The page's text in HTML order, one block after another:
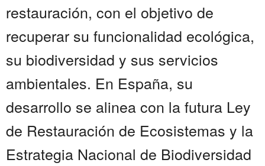
restauración, con el objetivo de
recuperar su funcionalidad ecológica,
su biodiversidad y sus servicios
ambientales. En España, su
desarrollo se alinea con la futura Ley
de Restauración de Ecosistemas y la
Estrategia Nacional de Biodiversidad